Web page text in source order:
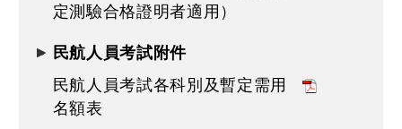
定測驗合格證明者適用）
民航人員考試附件
民航人員考試各科別及暫定需用
名額表